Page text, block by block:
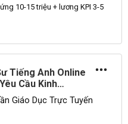
10-15 triệu + lương KPI 3-5
Tiếng Anh Online
Cầu Kinh
Triệu)
Giáo Dục Trực Tuyến